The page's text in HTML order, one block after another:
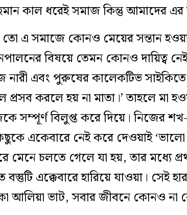
কাল ধরেই সমাজ কিন্তু আমাদের এর
এ সমাজে কোনও মেয়ের সন্তান
বিষয়ে তেমন কোনও দায়িত্ব
নারী এবং পুরুষের কালেকটিভ
প্রসব করলে হয় না মাতা।’ তাহলে মা
সম্পূর্ণ বিলুপ্ত করে দিয়ে। নিজের
একেবারে নেই করে দেওয়াই ‘ভালো
মেনে চলতে গেলে যা হয়, তার
এক্কেবারে হারিয়ে যাওয়া। সেই
আলিয়া ভাট, সবার জীবনে কোনও